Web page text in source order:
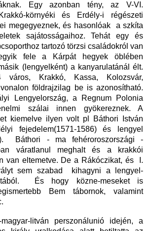
Egy azonban tény, az V-VI.
környéki és Erdély-i régészeti
megegyeznek, és hasonlóak a szkíta
sajátosságaihoz. Tehát egy és
tartozó törzsi családokról van
fele a Kárpát hegyek öblében
(lengyelként) a kanyarulatánál élt.
Krakkó, Kassa, Kolozsvár,
földrajzilag be is azonosítható.
Lengyelország, a Regnum Polonia
szálai innen gyökereznek. A
kiemelve ilyen volt pl Báthori István
fejedelem(1571-1586) és lengyel
Báthori - ma fehéroroszországi -
váratlanul meghalt és a krakkói
van eltemetve. De a Rákóczikat, ésI.
sem szabad kihagyni a lengyel-
És hogy közne-meseket is
Bem tábornok, valamint
litván perszonálunió idején, a